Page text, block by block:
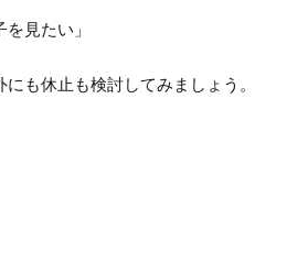
見たい」
も休止も検討してみましょう。